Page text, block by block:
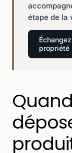
étape de la
propriété